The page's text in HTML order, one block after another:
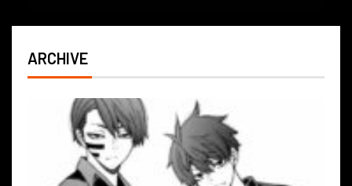
ARCHIVE